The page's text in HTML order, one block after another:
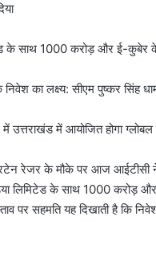
के साथ 1000 करोड़ और ई-
का लक्ष्य: सीएम पुष्कर सिंह
उत्तराखंड में आयोजित होगा
रेजर के मौके पर आज आईटीसी
लिमिटेड के साथ 1000
पर सहमति यह दिखाती है कि